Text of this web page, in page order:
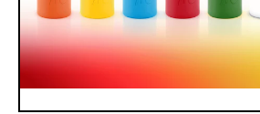
Контакты